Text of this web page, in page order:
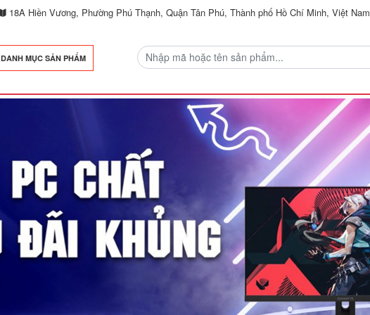
18A Hiền Vương, Phường Phú Thạnh, Quận Tân Phú, Thành phố Hồ Chí Minh, Việt Nam
DANH MỤC SẢN PHẨM